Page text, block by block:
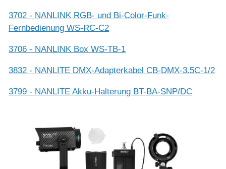
3702 - NANLINK RGB- und Bi-Color-Funk-
Fernbedienung WS-RC-C2
3706 - NANLINK Box WS-TB-1
3832 - NANLITE DMX-Adapterkabel CB-DMX-3.5C-1/2
3799 - NANLITE Akku-Halterung BT-BA-SNP/DC